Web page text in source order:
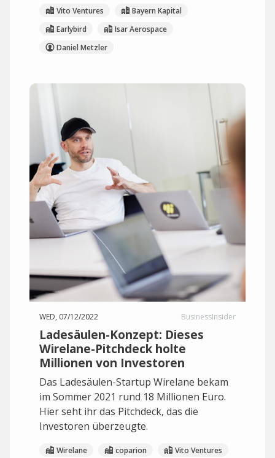
Vito Ventures
Bayern Kapital
Earlybird
Isar Aerospace
Daniel Metzler
WED, 07/12/2022 BusinessInsider
Ladesäulen-Konzept: Dieses
Wirelane-Pitchdeck holte
Millionen von Investoren
Das Ladesäulen-Startup Wirelane bekam
im Sommer 2021 rund 18 Millionen Euro.
Hier seht ihr das Pitchdeck, das die
Investoren überzeugte.
Wirelane coparion
Vito Ventures